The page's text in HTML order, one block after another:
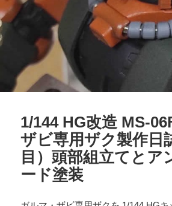
1/144 HG改造 MS-
ザビ専用ザク製作日
目）頭部組立てとア
ード塗装